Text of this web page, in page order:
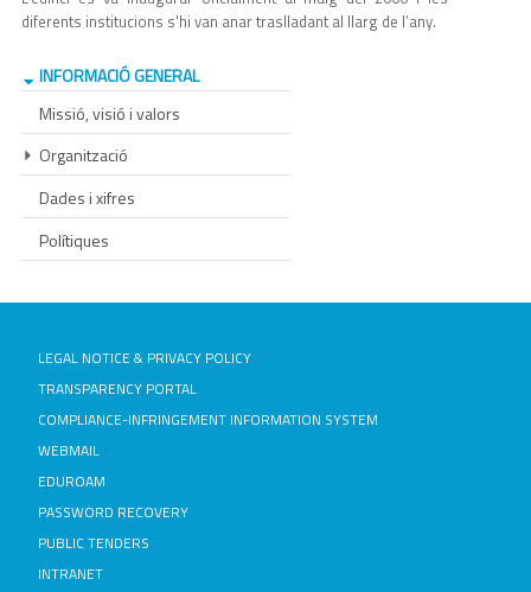
diferents institucions s'hi van anar traslladant al llarg de l’any.
INFORMACIÓ GENERAL
Missió, visió i valors
Organització
Dades i xifres
Polítiques
LEGAL NOTICE & PRIVACY POLICY
TRANSPARENCY PORTAL
COMPLIANCE-INFRINGEMENT INFORMATION SYSTEM
WEBMAIL
EDUROAM
PASSWORD RECOVERY
PUBLIC TENDERS
INTRANET